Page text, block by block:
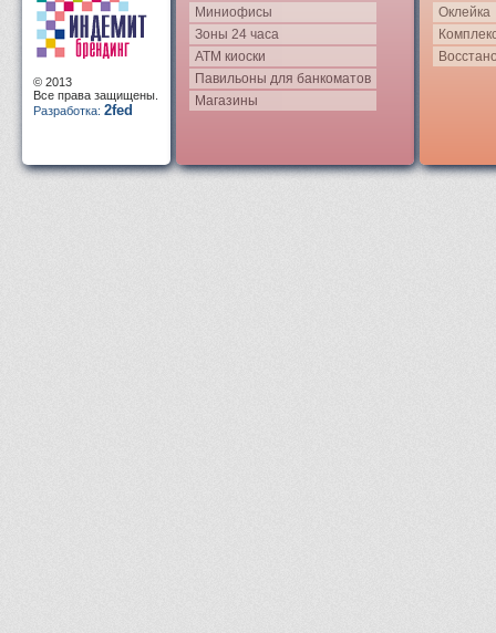
© 2013
Все права защищены.
Разработка: 2fed
Миниофисы
Зоны 24 часа
АТМ киоски
Павильоны для банкоматов
Магазины
Оклейка